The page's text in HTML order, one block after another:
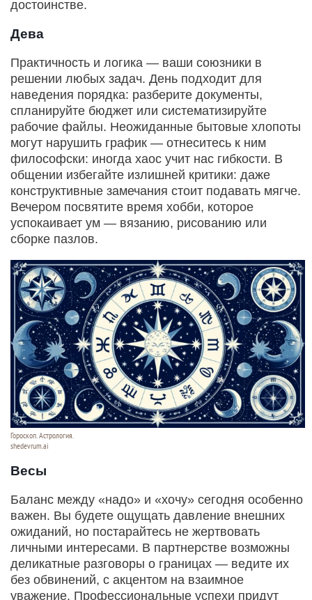
достоинстве.
Дева
Практичность и логика — ваши союзники в
решении любых задач. День подходит для
наведения порядка: разберите документы,
спланируйте бюджет или систематизируйте
рабочие файлы. Неожиданные бытовые хлопоты
могут нарушить график — отнеситесь к ним
философски: иногда хаос учит нас гибкости. В
общении избегайте излишней критики: даже
конструктивные замечания стоит подавать мягче.
Вечером посвятите время хобби, которое
успокаивает ум — вязанию, рисованию или
сборке пазлов.
Гороскоп. Астрология.
shedevrum.ai
Весы
Баланс между «надо» и «хочу» сегодня особенно
важен. Вы будете ощущать давление внешних
ожиданий, но постарайтесь не жертвовать
личными интересами. В партнерстве возможны
деликатные разговоры о границах — ведите их
без обвинений, с акцентом на взаимное
уважение. Профессиональные успехи придут